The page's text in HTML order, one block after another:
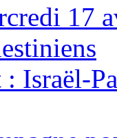
17
Israël-